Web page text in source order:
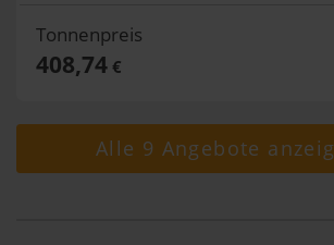
Tonnenpreis
408,74€
Alle 9 Angebote